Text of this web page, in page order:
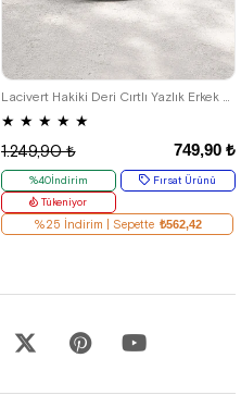
★ ★ ★ ★ ★
749,90 ₺
1.249,90 ₺
%40İndirim
Fırsat Ürünü
Tükeniyor
%25 İndirim | Sepette ₺562,42
18 20 24